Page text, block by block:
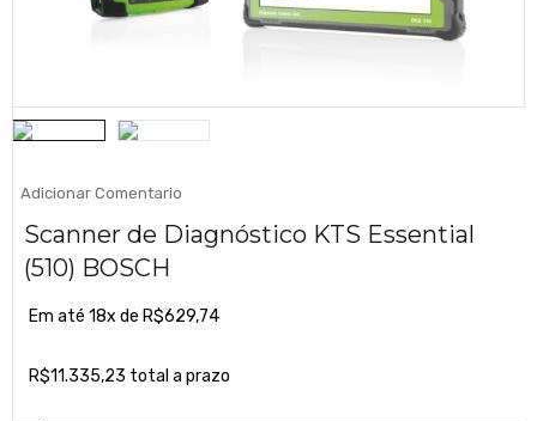
Adicionar Comentario
Scanner de Diagnóstico KTS Essential
(510) BOSCH
Em até 18x de R$629,74
R$11.335,23 total a prazo